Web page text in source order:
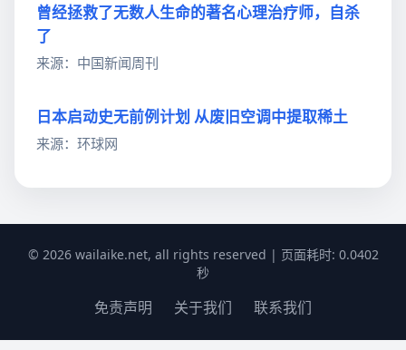
曾经拯救了无数人生命的著名心理治疗师，自杀
了
来源：中国新闻周刊
日本启动史无前例计划 从废旧空调中提取稀土
来源：环球网
© 2026 wailaike.net, all rights reserved | 页面耗时: 0.0402
秒
免责声明 关于我们 联系我们